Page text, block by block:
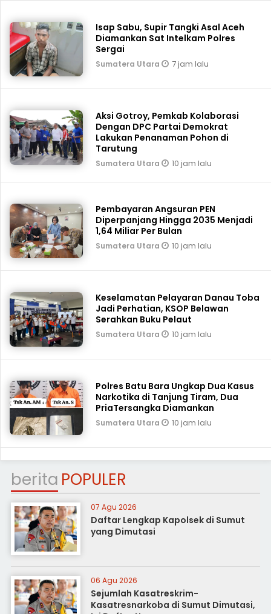
Isap Sabu, Supir Tangki Asal Aceh
Diamankan Sat Intelkam Polres
Sergai
Sumatera Utara 7 jam lalu
Aksi Gotroy, Pemkab ‎Kolaborasi
Dengan DPC Partai Demokrat
Lakukan Penanaman Pohon di
Tarutung
Sumatera Utara 10 jam lalu
Pembayaran Angsuran PEN
Diperpanjang Hingga 2035 Menjadi
1,64 Miliar Per Bulan
Sumatera Utara 10 jam lalu
Keselamatan Pelayaran Danau Toba
Jadi Perhatian, KSOP Belawan
Serahkan Buku Pelaut
Sumatera Utara 10 jam lalu
Polres Batu Bara Ungkap Dua Kasus
Narkotika di Tanjung Tiram, Dua
PriaTersangka Diamankan
Sumatera Utara 10 jam lalu
berita POPULER
07 Agu 2026
Daftar Lengkap Kapolsek di Sumut
yang Dimutasi
06 Agu 2026
Sejumlah Kasatreskrim-
Kasatresnarkoba di Sumut Dimutasi,